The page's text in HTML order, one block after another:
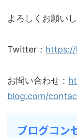
よろしくお願いし
Twitter：
お問い合わせ：
blog.com/
ブログコン